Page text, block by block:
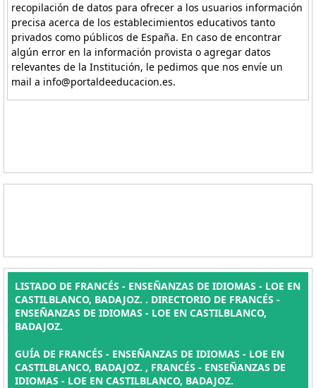
recopilación de datos para ofrecer a los usuarios información
precisa acerca de los establecimientos educativos tanto
privados como públicos de España. En caso de encontrar
algún error en la información provista o agregar datos
relevantes de la Institución, le pedimos que nos envíe un
mail a info@portaldeeducacion.es.
LISTADO DE FRANCÉS - ENSEÑANZAS DE IDIOMAS - LOE EN
CASTILBLANCO, BADAJOZ. . DIRECTORIO DE FRANCÉS -
ENSEÑANZAS DE IDIOMAS - LOE EN CASTILBLANCO,
BADAJOZ.
GUÍA DE FRANCÉS - ENSEÑANZAS DE IDIOMAS - LOE EN
CASTILBLANCO, BADAJOZ. , FRANCÉS - ENSEÑANZAS DE
IDIOMAS - LOE EN CASTILBLANCO, BADAJOZ.